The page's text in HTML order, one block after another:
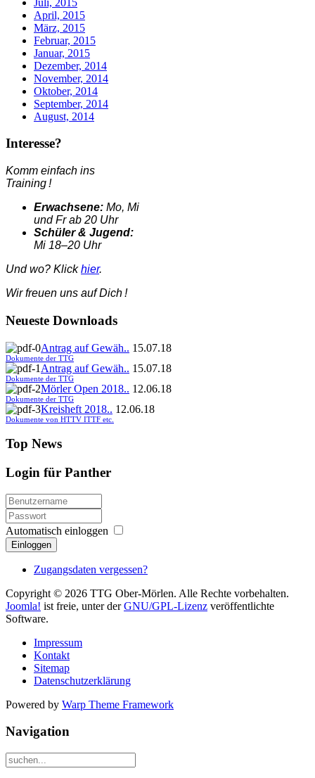
April, 2015
März, 2015
Februar, 2015
Januar, 2015
Dezember, 2014
November, 2014
Oktober, 2014
September, 2014
August, 2014
Interesse?
Komm einfach ins
Training !
Erwachsene: Mo, Mi
und Fr ab 20 Uhr
Schüler & Jugend:
Mi 18–20 Uhr
Und wo? Klickhier.
Wir freuen uns auf Dich !
Neueste Downloads
Antrag auf Gewäh.. 15.07.18
Dokumente der TTG
Antrag auf Gewäh.. 15.07.18
Dokumente der TTG
Mörler Open 2018.. 12.06.18
Dokumente der TTG
Kreisheft 2018.. 12.06.18
Dokumente von HTTV ITTF etc.
Top News
Login für Panther
Automatisch einloggen
Einloggen
Zugangsdaten vergessen?
Copyright © 2026 TTG Ober-Mörlen. Alle Rechte vorbehalten.
Joomla! ist freie, unter derGNU/GPL-Lizenz veröffentlichte
Software.
Impressum
Kontakt
Sitemap
Datenschutzerklärung
Powered by Warp Theme Framework
Navigation